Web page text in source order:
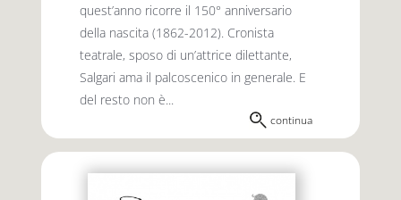
quest’anno ricorre il 150° anniversario
della nascita (1862-2012). Cronista
teatrale, sposo di un’attrice dilettante,
Salgari ama il palcoscenico in generale. E
del resto non è...
continua